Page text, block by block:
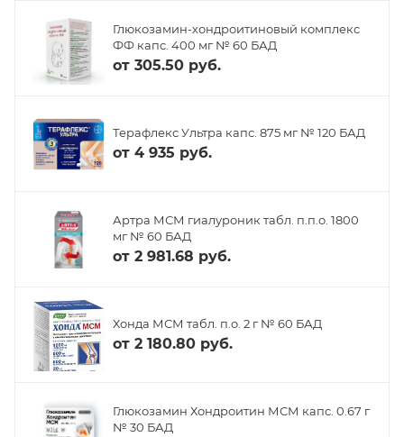
Глюкозамин-хондроитиновый комплекс
ФФ капс. 400 мг № 60 БАД
от 305.50 руб.
Терафлекс Ультра капс. 875 мг № 120 БАД
от 4 935 руб.
Артра МСМ гиалуроник табл. п.п.о. 1800
мг № 60 БАД
от 2 981.68 руб.
Хонда МСМ табл. п.о. 2 г № 60 БАД
от 2 180.80 руб.
Глюкозамин Хондроитин МСМ капс. 0.67 г
№ 30 БАД